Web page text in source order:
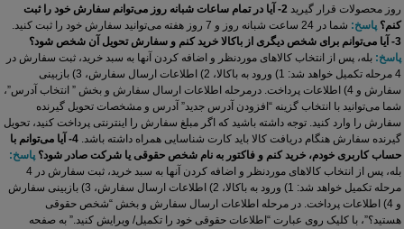
روز محصولات قرار گیرید
2- آیا در تمام ساعات شبانه روز می‌توانم سفارش خود را ثبت
کنم؟ پاسخ: شما در 24 ساعت شبانه روز و 7 روز هفته می‌‏توانید سفارش خود را ثبت کنید.
3- آیا می‌توانم برای شخص دیگری از باکالا خرید کنم و سفارش تحویل آن شخص شود؟
پاسخ: بله، پس از انتخاب کالاهای موردنظر و اضافه کردن آنها به سبد خرید، ثبت سفارش در
4 مرحله تکمیل خواهد شد: 1) ورود به باکالا، 2) اطلاعات ارسال سفارش، 3) بازبینی
سفارش و 4) اطلاعات پرداخت.
درمرحله اطلاعات ارسال سفارش و بخش ” انتخاب آدرس”،
شما می‌توانید با انتخاب گزینه “افزودن آدرس جدید” آدرس و مشخصات تحویل گیرنده
سفارش را وارد کنید. توجه داشته باشید که اگر مبلغ سفارش را اینترنتی پرداخت کنید، تحویل
گیرنده سفارش هنگام دریافت کالا باید کارت شناسایی همراه داشته باشد.
4- آیا می‌توانم با
حساب کاربری خودم، خرید کنم و فاکتور به نام شخص حقوقی یا شرکت صادر شود؟ پاسخ:
بله، پس از انتخاب کالاهای موردنظر و اضافه کردن آنها به سبد خرید، ثبت سفارش در 4
مرحله تکمیل خواهد شد: 1) ورود به باکالا، 2) اطلاعات ارسال سفارش، 3) بازبینی سفارش
و 4) اطلاعات پرداخت. در مرحله اطلاعات ارسال سفارش و بخش “شخص حقوقی
هستید؟”، با کلیک روی عبارت “اطلاعات حقوقی خود را تکمیل/ ویرایش کنید.” به صفحه